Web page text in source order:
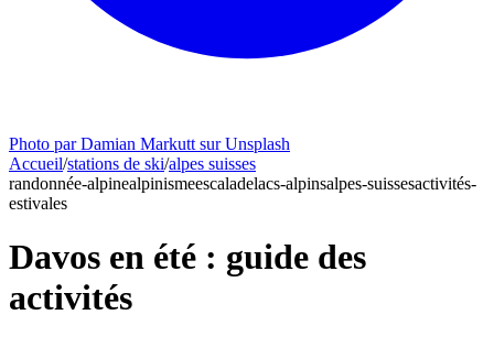
Photo par Damian Markutt sur Unsplash
Accueil/stations de ski/alpes suisses
randonnée-alpinealpinismeescaladelacs-alpinsalpes-suissesactivités-
estivales
Davos en été : guide des
activités